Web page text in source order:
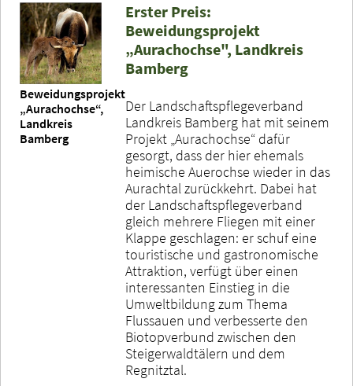
Beweidungsprojekt
„Aurachochse“,
Landkreis
Bamberg
Erster Preis:
Beweidungsprojekt
„Aurachochse", Landkreis
Bamberg
Der Landschaftspflegeverband
Landkreis Bamberg hat mit seinem
Projekt „Aurachochse“ dafür
gesorgt, dass der hier ehemals
heimische Auerochse wieder in das
Aurachtal zurückkehrt. Dabei hat
der Landschaftspflegeverband
gleich mehrere Fliegen mit einer
Klappe geschlagen: er schuf eine
touristische und gastronomische
Attraktion, verfügt über einen
interessanten Einstieg in die
Umweltbildung zum Thema
Flussauen und verbesserte den
Biotopverbund zwischen den
Steigerwaldtälern und dem
Regnitztal.